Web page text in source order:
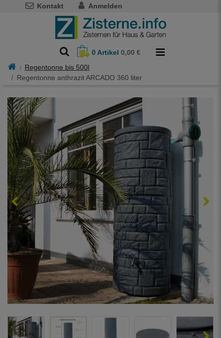
Kontakt Anmelden
0Artikel 0,00 €
Regentonne bis 500l
Regentonne anthrazit ARCADO 360 liter